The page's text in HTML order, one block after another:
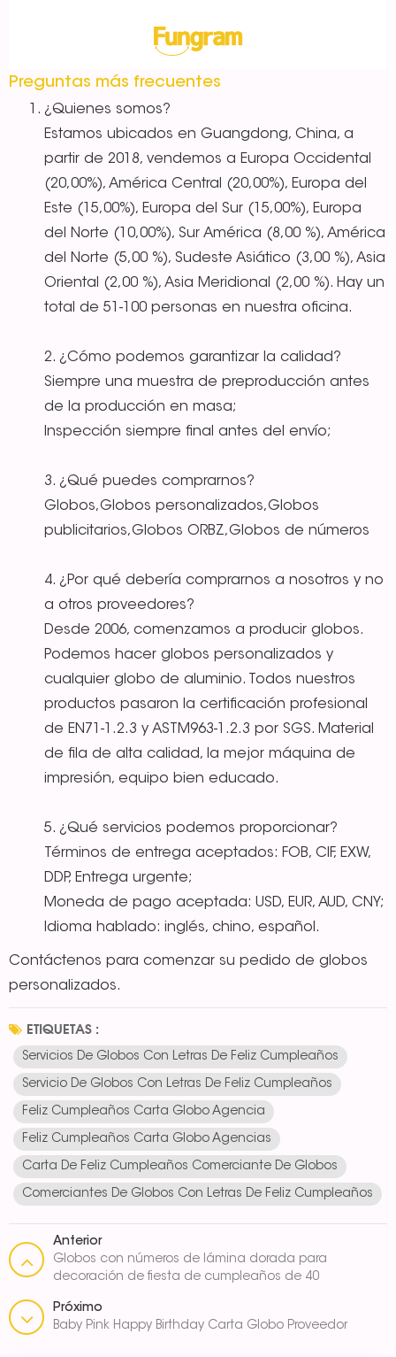
Preguntas más frecuentes
¿Quienes somos?
Estamos ubicados en Guangdong, China, a
partir de 2018, vendemos a Europa Occidental
(20,00%), América Central (20,00%), Europa del
Este (15,00%), Europa del Sur (15,00%), Europa
del Norte (10,00%), Sur América (8,00 %), América
del Norte (5,00 %), Sudeste Asiático (3,00 %), Asia
Oriental (2,00 %), Asia Meridional (2,00 %). Hay un
total de 51-100 personas en nuestra oficina.
2. ¿Cómo podemos garantizar la calidad?
Siempre una muestra de preproducción antes
de la producción en masa;
Inspección siempre final antes del envío;
3. ¿Qué puedes comprarnos?
Globos,Globos personalizados,Globos
publicitarios,Globos ORBZ,Globos de números
4. ¿Por qué debería comprarnos a nosotros y no
a otros proveedores?
Desde 2006, comenzamos a producir globos.
Podemos hacer globos personalizados y
cualquier globo de aluminio. Todos nuestros
productos pasaron la certificación profesional
de EN71-1.2.3 y ASTM963-1.2.3 por SGS. Material
de fila de alta calidad, la mejor máquina de
impresión, equipo bien educado.
5. ¿Qué servicios podemos proporcionar?
Términos de entrega aceptados: FOB, CIF, EXW,
DDP, Entrega urgente;
Moneda de pago aceptada: USD, EUR, AUD, CNY;
Idioma hablado: inglés, chino, español.
Contáctenos para comenzar su pedido de globos
personalizados.
ETIQUETAS :
Servicios De Globos Con Letras De Feliz Cumpleaños
Servicio De Globos Con Letras De Feliz Cumpleaños
Feliz Cumpleaños Carta Globo Agencia
Feliz Cumpleaños Carta Globo Agencias
Carta De Feliz Cumpleaños Comerciante De Globos
Comerciantes De Globos Con Letras De Feliz Cumpleaños
Anterior
Globos con números de lámina dorada para
decoración de fiesta de cumpleaños de 40
Próximo
Baby Pink Happy Birthday Carta Globo Proveedor